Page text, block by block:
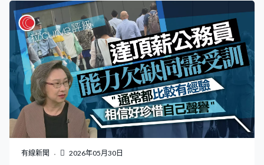
足夠的薪酬令公務員的職位吸引或挽留有才能的人士，亦
與私營機構的職位有可比性。如果我們做不到政策的要
求，我們的職位失去了吸引力，其實這不僅對公務員，會
對政府部門、整個社會，因為我們也是服務社會，也不是
好處。」 薪常會2020年曾啟動薪酬水平調查，將非首長級
公務員薪金與私人機構相類職位對比，但兩年前中止。楊
何蓓茵說市場仍然波動，輸入勞工等成效未有結論，現在
不是時候重啟調查。
有線新聞 2026年05月30日